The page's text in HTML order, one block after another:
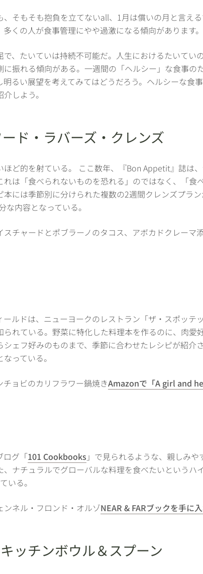
そもそも抱負を立てないall、1月は償いの月と言え
くの人が食事管理にやや過激になる傾向があります。
で、たいていは持続不可能だ。人生におけるたいてい
に振れる傾向がある。一週間の「ヘルシー」な食事
るい展望を考えてみてはどうだろう。ヘルシーな食
しよう。
ド・ラバーズ・クレンズ
ほど的を射ている。 ここ数年、『Bon Appetit』誌は
れは「食べられないものを恐れる」のではなく、「食
には季節別に分けられた複数の2週間クレンズプラ
内容となっている。
チャードとポブラーノのタコス、アボカドクレーマ添
ルドは、ニューヨークのレストラン「ザ・スポッテ
れている。野菜に特化した料理本を作るのに、肉愛
ェフ好みのものまで、季節に合わせたレシピが紹介
っている。
ョビのカリフラワー鍋焼きAmazonで「A girl and
ログ「101 Cookbooks 」で見られるような、親しみ
、ナチュラルでグローバルな料理を食べたいというハ
いる。
ネル・フロンド・オルゾNEAR & FARブックを手に
ッチンボウル＆スプーン